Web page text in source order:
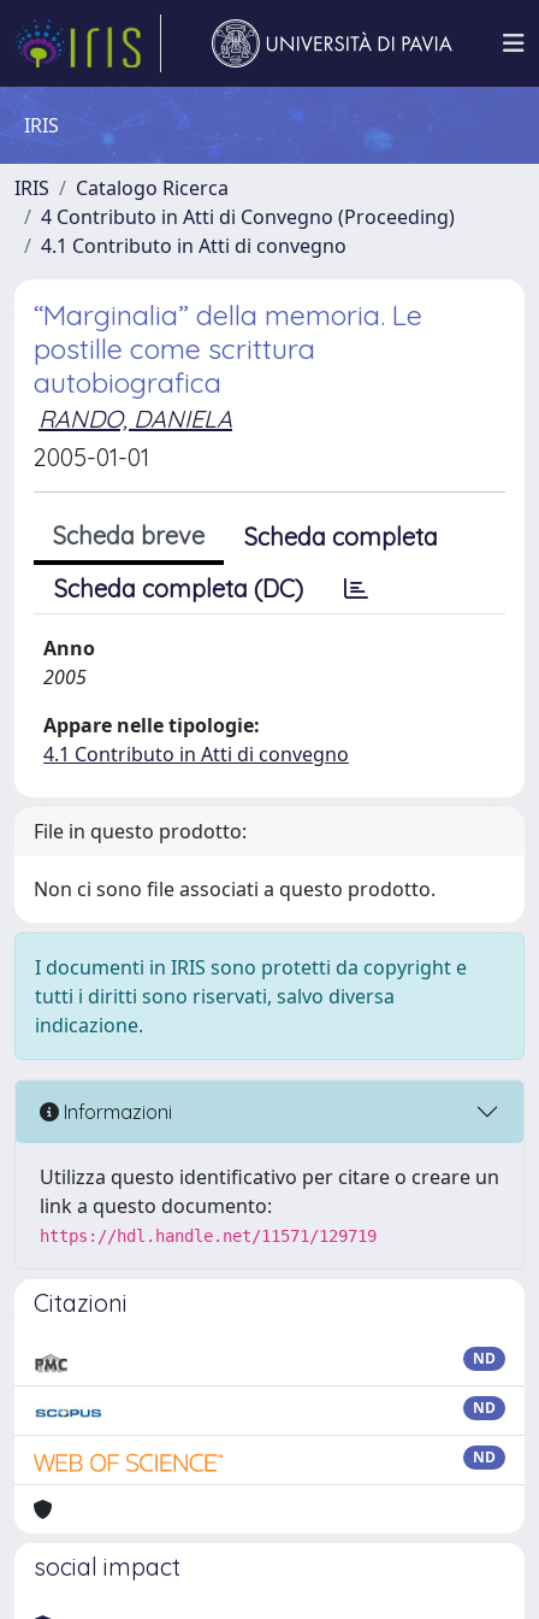
IRIS
IRIS
Catalogo Ricerca
4 Contributo in Atti di Convegno (Proceeding)
4.1 Contributo in Atti di convegno
“Marginalia” della memoria. Le
postille come scrittura
autobiografica
RANDO, DANIELA
2005-01-01
Scheda breve
Scheda completa
Scheda completa (DC)
Anno
2005
Appare nelle tipologie:
4.1 Contributo in Atti di convegno
File in questo prodotto:
Non ci sono file associati a questo prodotto.
I documenti in IRIS sono protetti da copyright e
tutti i diritti sono riservati, salvo diversa
indicazione.
Informazioni
Utilizza questo identificativo per citare o creare un
link a questo documento:
https://hdl.handle.net/11571/129719
Citazioni
ND
ND
ND
social impact